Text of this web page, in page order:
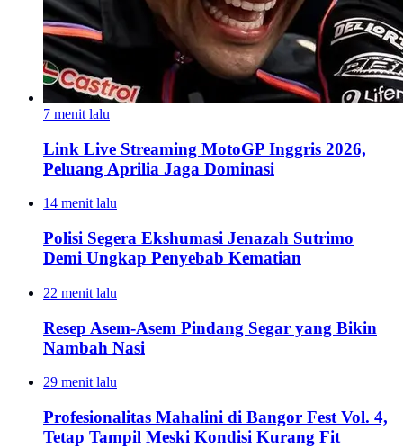
7 menit lalu
Link Live Streaming MotoGP Inggris 2026,
Peluang Aprilia Jaga Dominasi
14 menit lalu
Polisi Segera Ekshumasi Jenazah Sutrimo
Demi Ungkap Penyebab Kematian
22 menit lalu
Resep Asem-Asem Pindang Segar yang Bikin
Nambah Nasi
29 menit lalu
Profesionalitas Mahalini di Bangor Fest Vol. 4,
Tetap Tampil Meski Kondisi Kurang Fit